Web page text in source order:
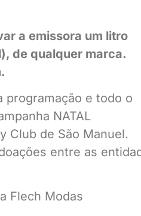
a emissora um litro
de qualquer marca.
programação e todo o
NATAL
Club de São Manuel.
entre as
Flech Modas